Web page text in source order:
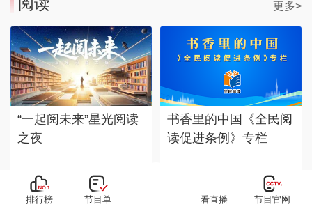
更多>
“一起阅未来”星光阅读
之夜
书香里的中国《全民阅
读促进条例》专栏
排行榜 节目单 看直播 节目官网